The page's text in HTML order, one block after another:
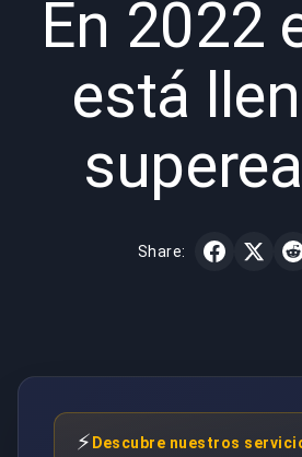
En 2022
está
Share:
⚡ Descubre nuestros